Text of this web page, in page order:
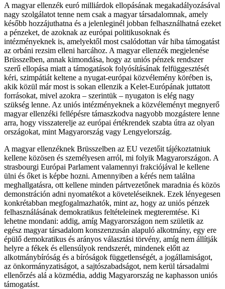
A magyar ellenzék euró milliárdok ellopásának megakadályozásával
nagy szolgálatot tenne nem csak a magyar társadalomnak, amely
később hozzájuthatna és a jelenleginél jobban felhasználhatná ezeket
a pénzeket, de azoknak az európai politikusoknak és
intézményeknek is, amelyektől most csalódottan vár hiba támogatást
az orbáni rezsim elleni harcához. A magyar ellenzék megjelenése
Brüsszelben, annak kimondása, hogy az uniós pénzek rendszer
szerű ellopása miatt a támogatások folyósításának felfüggesztését
kéri, szimpátiát keltene a nyugat-európai közvélemény körében is,
akik közül már most is sokan ellenzik a Kelet-Európának juttatott
forrásokat, mivel azokra – szerintük – nyugaton is elég nagy
szükség lenne. Az uniós intézményeknek a közvéleményt megnyerő
magyar ellenzéki fellépésre támaszkodva nagyobb mozgástere lenne
arra, hogy visszaterelje az európai értékrendek szabta útra az olyan
országokat, mint Magyarország vagy Lengyelország.
A magyar ellenzéknek Brüsszelben az EU vezetőit tájékoztatniuk
kellene közösen és személyesen arról, mi folyik Magyarországon. A
strasbourgi Európai Parlament valamennyi frakciójával le kellene
ülni és őket is képbe hozni. Amennyiben a kérés nem találna
meghallgatásra, ott kellene minden pártvezetőnek maradnia és közös
demonstráción adni nyomatékot a követeléseiknek. Ezek lényegesen
konkrétabban megfogalmazhatók, mint az, hogy az uniós pénzek
felhasználásának demokratikus feltételeinek megteremtése. Ki
lehetne mondani: addig, amíg Magyarországon nem születik az
egész magyar társadalom konszenzusán alapuló alkotmány, egy ere
épülő demokratikus és arányos választási törvény, amíg nem állítják
helyre a fékek és ellensúlyok rendszerét, mindenek előtt az
alkotmánybíróság és a bíróságok függetlenségét, a jogállamiságot,
az önkormányzatiságot, a sajtószabadságot, nem kerül társadalmi
ellenőrzés alá a közmédia, addig Magyarország ne kaphasson uniós
támogatást.